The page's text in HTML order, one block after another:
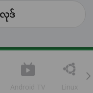
လုဒ်
Android TV Linux